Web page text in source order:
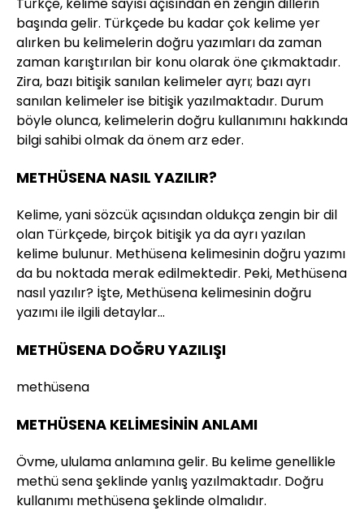
başında gelir. Türkçede bu kadar çok kelime yer
alırken bu kelimelerin doğru yazımları da zaman
zaman karıştırılan bir konu olarak öne çıkmaktadır.
Zira, bazı bitişik sanılan kelimeler ayrı; bazı ayrı
sanılan kelimeler ise bitişik yazılmaktadır. Durum
böyle olunca, kelimelerin doğru kullanımını hakkında
bilgi sahibi olmak da önem arz eder.
METHÜSENA NASIL YAZILIR?
Kelime, yani sözcük açısından oldukça zengin bir dil
olan Türkçede, birçok bitişik ya da ayrı yazılan
kelime bulunur. Methüsena kelimesinin doğru yazımı
da bu noktada merak edilmektedir. Peki, Methüsena
nasıl yazılır? İşte, Methüsena kelimesinin doğru
yazımı ile ilgili detaylar…
METHÜSENA DOĞRU YAZILIŞI
methüsena
METHÜSENA KELİMESİNİN ANLAMI
Övme, ululama anlamına gelir. Bu kelime genellikle
methü sena şeklinde yanlış yazılmaktadır. Doğru
kullanımı methüsena şeklinde olmalıdır.